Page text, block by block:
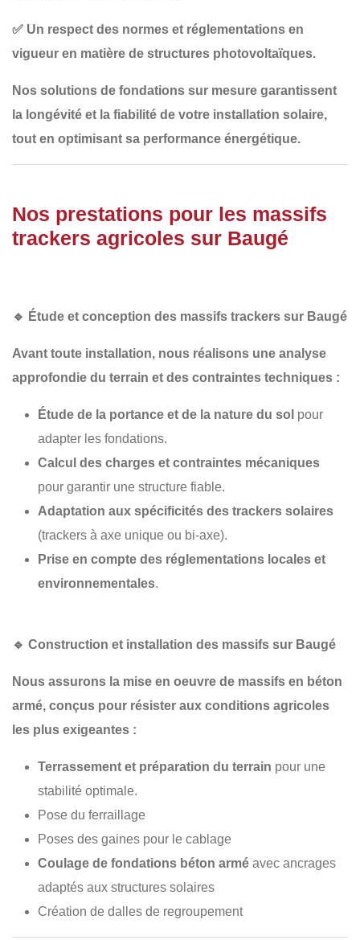
✅ Un respect des normes et réglementations en
vigueur en matière de structures photovoltaïques.
Nos solutions de fondations sur mesure garantissent
la longévité et la fiabilité de votre installation solaire,
tout en optimisant sa performance énergétique.
Nos prestations pour les massifs
trackers agricoles sur Baugé
🔹 Étude et conception des massifs trackers sur Baugé
Avant toute installation, nous réalisons une analyse
approfondie du terrain et des contraintes techniques :
Étude de la portance et de la nature du sol pour
adapter les fondations.
Calcul des charges et contraintes mécaniques
pour garantir une structure fiable.
Adaptation aux spécificités des trackers solaires
(trackers à axe unique ou bi-axe).
Prise en compte des réglementations locales et
environnementales.
🔹 Construction et installation des massifs sur Baugé
Nous assurons la mise en oeuvre de massifs en béton
armé, conçus pour résister aux conditions agricoles
les plus exigeantes :
Terrassement et préparation du terrain pour une
stabilité optimale.
Pose du ferraillage
Poses des gaines pour le cablage
Coulage de fondations béton armé avec ancrages
adaptés aux structures solaires
Création de dalles de regroupement